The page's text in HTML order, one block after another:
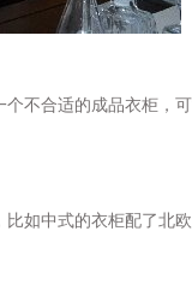
不合适的成品衣柜，
如中式的衣柜配了北